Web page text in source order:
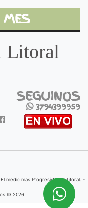
Litoral
SEGUINOS
3794399959
medio mas Progresista del Litoral. -
© 2026